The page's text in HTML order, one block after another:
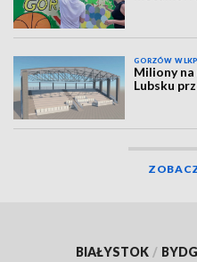
GORZÓW
Miliony
Lubsku
BIAŁYSTOK /